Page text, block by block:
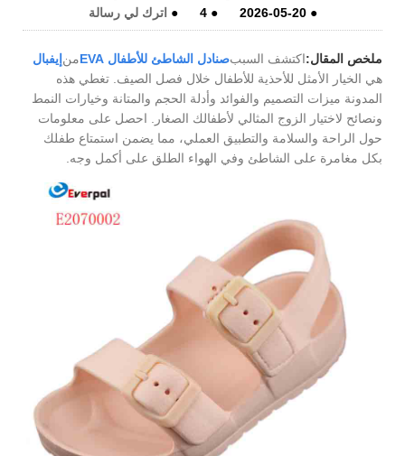
●
2026-05-20
●
4
● اترك لي رسالة
ملخص المقال:اكتشف السببصنادل الشاطئ للأطفال EVA من إيفبال
هي الخيار الأمثل للأحذية للأطفال خلال فصل الصيف. تغطي هذه
المدونة ميزات التصميم والفوائد وأدلة الحجم والمتانة وخيارات النمط
ونصائح لاختيار الزوج المثالي لأطفالك الصغار. احصل على معلومات
حول الراحة والسلامة والتطبيق العملي، مما يضمن استمتاع طفلك
بكل مغامرة على الشاطئ وفي الهواء الطلق على أكمل وجه.